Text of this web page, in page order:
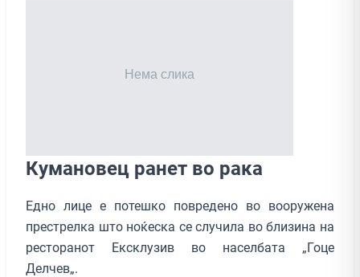
Кумановец ранет во рака
Едно лице е потешко повредено во вооружена
престрелка што ноќеска се случила во близина на
ресторанот Ексклузив во населбата „Гоце
Делчев„.